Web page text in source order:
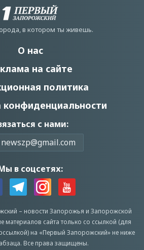
в котором ты живешь.
О нас
на сайте
политика
конфиденциальности
с нами:
в соцсетях:
– новости Запорожья и Запорожской
материалов сайта только со ссылкой (для
на «Первый Запорожский» не ниже
Все права защищены.